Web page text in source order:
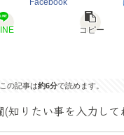
Facebook
コピー
この記事は約6分で読めます。
知りたい事を入力して